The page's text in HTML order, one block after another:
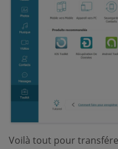
Voilà tout pour